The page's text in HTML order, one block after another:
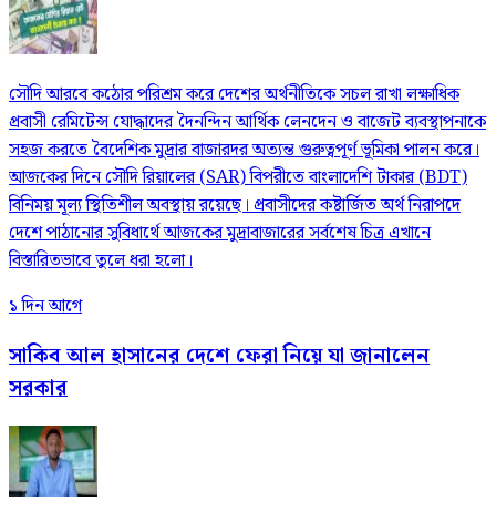
সৌদি আরবে কঠোর পরিশ্রম করে দেশের অর্থনীতিকে সচল রাখা লক্ষাধিক
প্রবাসী রেমিটেন্স যোদ্ধাদের দৈনন্দিন আর্থিক লেনদেন ও বাজেট ব্যবস্থাপনাকে
সহজ করতে বৈদেশিক মুদ্রার বাজারদর অত্যন্ত গুরুত্বপূর্ণ ভূমিকা পালন করে।
আজকের দিনে সৌদি রিয়ালের (SAR) বিপরীতে বাংলাদেশি টাকার (BDT)
বিনিময় মূল্য স্থিতিশীল অবস্থায় রয়েছে। প্রবাসীদের কষ্টার্জিত অর্থ নিরাপদে
দেশে পাঠানোর সুবিধার্থে আজকের মুদ্রাবাজারের সর্বশেষ চিত্র এখানে
বিস্তারিতভাবে তুলে ধরা হলো।
১ দিন আগে
সাকিব আল হাসানের দেশে ফেরা নিয়ে যা জানালেন
সরকার